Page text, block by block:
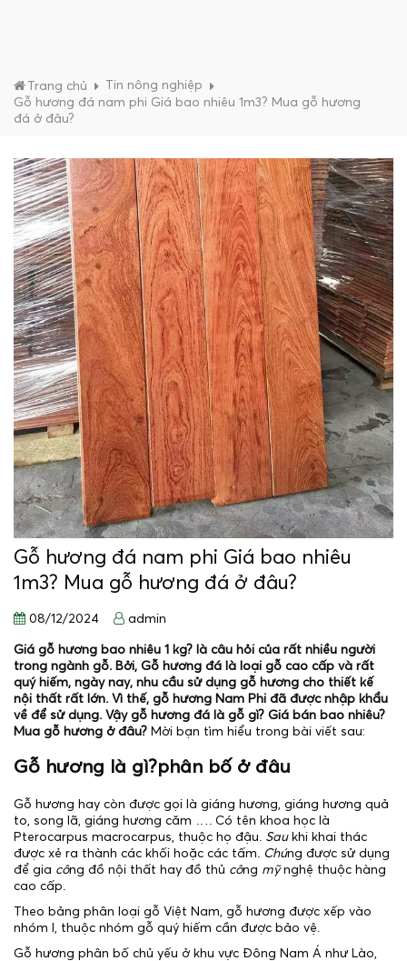
Trang chủ
Tin nông nghiệp
Gỗ hương đá nam phi Giá bao nhiêu 1m3? Mua gỗ hương
đá ở đâu?
Gỗ hương đá nam phi Giá bao nhiêu
1m3? Mua gỗ hương đá ở đâu?
08/12/2024 admin
Giá gỗ hương bao nhiêu 1 kg? là câu hỏi của rất nhiều người
trong ngành gỗ. Bởi, Gỗ hương đá là loại gỗ cao cấp và rất
quý hiếm, ngày nay, nhu cầu sử dụng gỗ hương cho thiết kế
nội thất rất lớn. Vì thế, gỗ hương Nam Phi đã được nhập khẩu
về để sử dụng. Vậy gỗ hương đá là gỗ gì? Giá bán bao nhiêu?
Mua gỗ hương ở đâu? Mời bạn tìm hiểu trong bài viết sau:
Gỗ hương là gì?phân bố ở đâu
Gỗ hương hay còn được gọi là giáng hương, giáng hương quả
to, song lã, giáng hương căm …. Có tên khoa học là
Pterocarpus macrocarpus, thuộc họ đậu. Sau khi khai thác
được xẻ ra thành các khối hoặc các tấm. Chúng được sử dụng
để gia công đồ nội thất hay đồ thủ công mỹnghệ thuộc hàng
cao cấp.
Theo bảng phân loại gỗ Việt Nam, gỗ hương được xếp vào
nhóm I, thuộc nhóm gỗ quý hiếm cần được bảo vệ.
Gỗ hương phân bố chủ yếu ở khu vực Đông Nam Á như Lào,